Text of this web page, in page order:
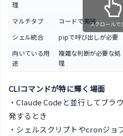
理
マルチタブ
コードで実装
シェル統合
pipで呼び出しが必要
向いている用
途
複雑な判断が必要な処
理
スクロールで
CLIコマンドが特に輝く場面
・Claude Codeと並行してブラ
発するとき
・シェルスクリプトやcronジョ